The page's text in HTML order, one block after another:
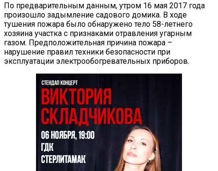
По предварительным данным, утром 16 мая 2017 года
произошло задымление садового домика. В ходе
тушения пожара было обнаружено тело 58-летнего
хозяина участка с признаками отравления угарным
газом. Предположительная причина пожара –
нарушение правил техники безопасности при
эксплуатации электрообогревательных приборов.